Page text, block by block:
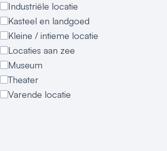
Industriële locatie
Kasteel en landgoed
Kleine / intieme locatie
Locaties aan zee
Museum
Theater
Varende locatie